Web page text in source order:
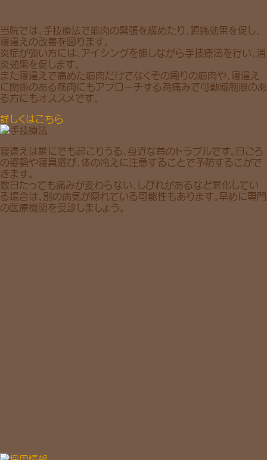
当院では、手技療法で筋肉の緊張を緩めたり、鎮痛効果を促し、
寝違えの改善を図ります。
炎症が強い方には、アイシングを施しながら手技療法を行い、消
炎効果を促します。
また寝違えで痛めた筋肉だけでなくその周りの筋肉や、寝違え
に関係のある筋肉にもアプローチする為痛みで可動域制限のあ
る方にもオススメです。
詳しくはこちら
寝違えは誰にでも起こりうる、身近な首のトラブルです。日ごろ
の姿勢や寝具選び、体の冷えに注意することで予防するこがで
きます。
数日たっても痛みが変わらない、しびれがあるなど悪化してい
る場合は、別の病気が隠れている可能性もあります。早めに専門
の医療機関を受診しましょう。
ブログ